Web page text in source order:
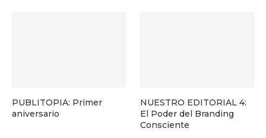
PUBLITOPIA: Primer
aniversario
NUESTRO EDITORIAL 4:
El Poder del Branding
Consciente